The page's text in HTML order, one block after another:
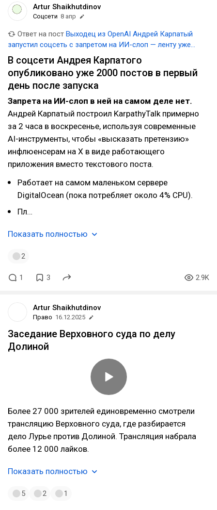
Artur Shaikhutdinov
Соцсети 8 апр
Ответ на пост Выходец из OpenAI Андрей Карпатый
запустил соцсеть с запретом на ИИ-слоп — ленту уже
заполнили русскоязычные посты
В соцсети Андрея Карпатого
опубликовано уже 2000 постов в первый
день после запуска
Запрета на ИИ-слоп в ней на самом деле нет.
Андрей Карпатый построил KarpathyTalk примерно
за 2 часа в воскресенье, используя современные
AI-инструменты, чтобы «высказать претензию»
инфлюенсерам на X в виде работающего
приложения вместо текстового поста.
Работает на самом маленьком сервере
DigitalOcean (пока потребляет около 4% CPU).
Пл…
Показать полностью
2
1 3 2.9K
Artur Shaikhutdinov
Право 16.12.2025
Заседание Верховного суда по делу
Долиной
Более 27 000 зрителей единовременно смотрели
трансляцию Верховного суда, где разбирается
дело Лурье против Долиной. Трансляция набрала
более 12 000 лайков.
Показать полностью
5 2 1